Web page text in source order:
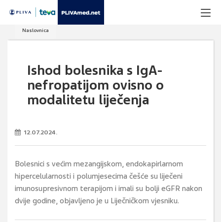
Naslovnica
Ishod bolesnika s IgA-
nefropatijom ovisno o
modalitetu liječenja
12.07.2024.
Bolesnici s većim mezangijskom, endokapirlarnom
hipercelularnosti i polumjesecima češće su liječeni
imunosupresivnom terapijom i imali su bolji eGFR nakon
dvije godine, objavljeno je u Liječničkom vjesniku.